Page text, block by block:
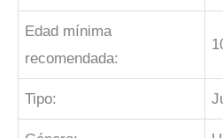
Edad mínima
recomendada:
Tipo: